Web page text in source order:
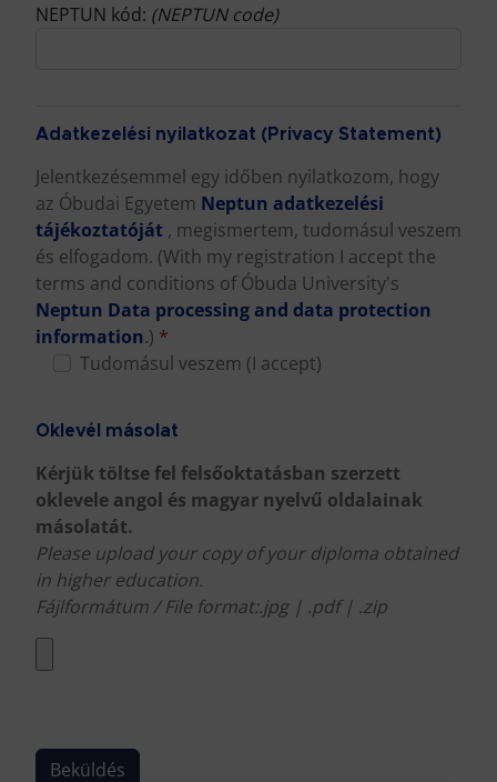
NEPTUN kód: (NEPTUN code)
Adatkezelési nyilatkozat (Privacy Statement)
Jelentkezésemmel egy időben nyilatkozom, hogy
az Óbudai Egyetem Neptun adatkezelési
tájékoztatóját , megismertem, tudomásul veszem
és elfogadom. (With my registration I accept the
terms and conditions of Óbuda University's
Neptun Data processing and data protection
information.) *
Tudomásul veszem (I accept)
Oklevél másolat
Kérjük töltse fel felsőoktatásban szerzett
oklevele angol és magyar nyelvű oldalainak
másolatát.
Please upload your copy of your diploma obtained
in higher education.
Fájlformátum / File format:.jpg | .pdf | .zip